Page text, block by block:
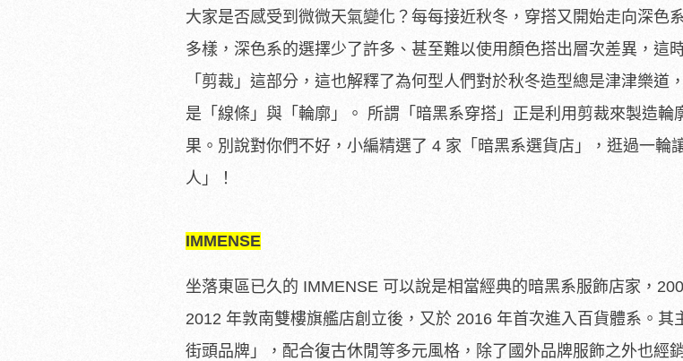
大家是否感受到微微天氣變化？每每接近秋冬，穿搭又開始走向深色
多樣，深色系的選擇少了許多、甚至難以使用顏色搭出層次差異，這
「剪裁」這部分，這也解釋了為何型人們對於秋冬造型總是津津樂道
是「線條」與「輪廓」。 所謂「暗黑系穿搭」正是利用剪裁來製造輪
果。別說對你們不好，小編精選了 4 家「暗黑系選貨店」，逛過一輪
人」！
IMMENSE
坐落東區已久的 IMMENSE 可以說是相當經典的暗黑系服飾店家，
2012 年敦南雙樓旗艦店創立後，又於 2016 年首次進入百貨體系。其
街頭品牌」，配合復古休閒等多元風格，除了國外品牌服飾之外也經